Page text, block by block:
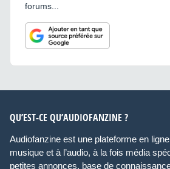
forums...
QU’EST-CE QU’AUDIOFANZINE ?
Audiofanzine est une plateforme en
musique et à l’audio, à la fois média
petites annonces, base de